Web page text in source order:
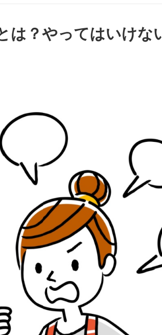
は？やってはいけな